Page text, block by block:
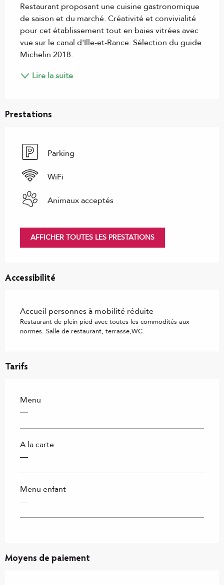
Restaurant proposant une cuisine gastronomique
de saison et du marché. Créativité et convivialité
pour cet établissement tout en baies vitrées avec
vue sur le canal d'Ille-et-Rance. Sélection du guide
Michelin 2018.
Lire la suite
Prestations
Parking
WiFi
Animaux acceptés
AFFICHER TOUTES LES PRESTATIONS
Accessibilité
Accueil personnes à mobilité réduite
Restaurant de plein pied avec toutes les commodités aux
normes. Salle de restaurant, terrasse,WC.
Tarifs
Menu
—
A la carte
—
Menu enfant
—
Moyens de paiement